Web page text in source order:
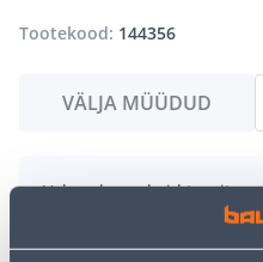
Tootekood: 144356
VÄLJA MÜÜDUD
Vabandame, kuid
hetkel suure nõudluse
pakume suurepäraseid